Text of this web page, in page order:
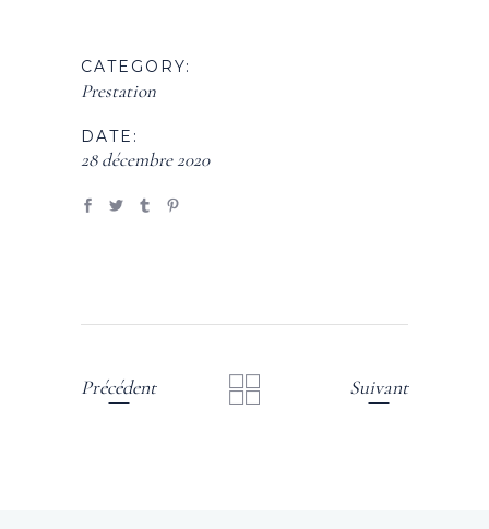
CATEGORY:
Prestation
DATE:
28 décembre 2020
Précédent Suivant